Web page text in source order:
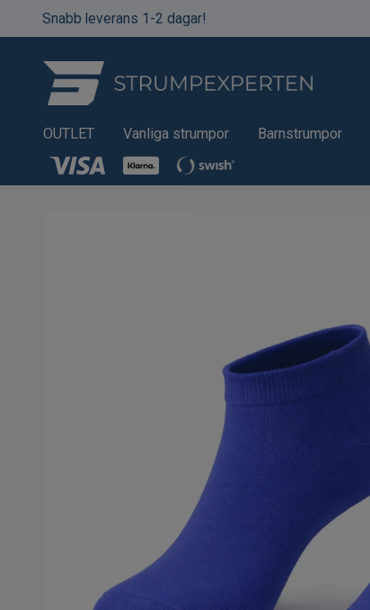
Snabb leverans 1-2 dagar!
OUTLET Vanliga strumpor Barnstrumpor